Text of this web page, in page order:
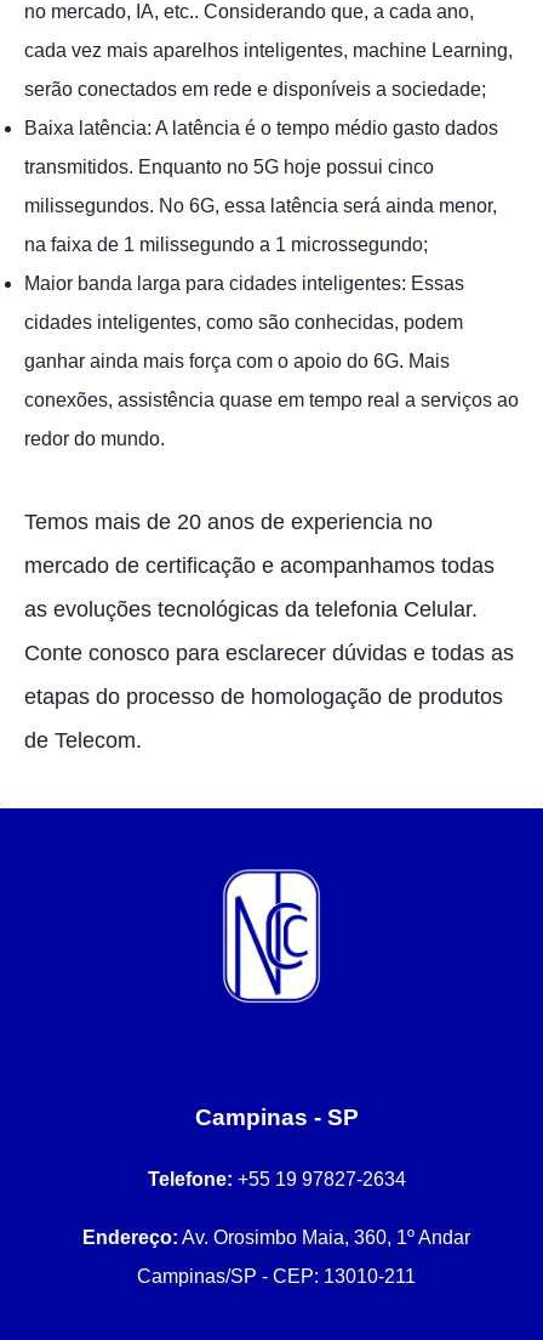
no mercado, IA, etc.. Considerando que, a cada ano,
cada vez mais aparelhos inteligentes, machine Learning,
serão conectados em rede e disponíveis a sociedade;
Baixa latência: A latência é o tempo médio gasto dados
transmitidos. Enquanto no 5G hoje possui cinco
milissegundos. No 6G, essa latência será ainda menor,
na faixa de 1 milissegundo a 1 microssegundo;
Maior banda larga para cidades inteligentes: Essas
cidades inteligentes, como são conhecidas, podem
ganhar ainda mais força com o apoio do 6G. Mais
conexões, assistência quase em tempo real a serviços ao
redor do mundo.
Temos mais de 20 anos de experiencia no
mercado de certificação e acompanhamos todas
as evoluções tecnológicas da telefonia Celular.
Conte conosco para esclarecer dúvidas e todas as
etapas do processo de homologação de produtos
de Telecom.
Campinas - SP
Telefone: +55 19 97827-2634
Endereço: Av. Orosimbo Maia, 360, 1º Andar
Campinas/SP - CEP: 13010-211